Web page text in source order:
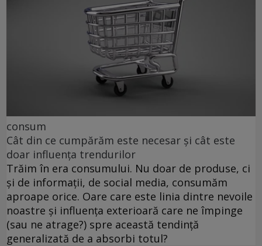
consum
Cât din ce cumpărăm este necesar și cât este
doar influența trendurilor
Trăim în era consumului. Nu doar de produse, ci
și de informații, de social media, consumăm
aproape orice. Oare care este linia dintre nevoile
noastre și influența exterioară care ne împinge
(sau ne atrage?) spre această tendință
generalizată de a absorbi totul?